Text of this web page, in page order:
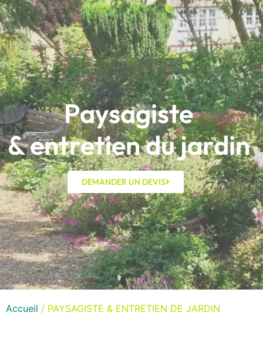
Paysagiste
& entretien du jardin
DEMANDER UN DEVIS
Accueil / PAYSAGISTE & ENTRETIEN DE JARDIN